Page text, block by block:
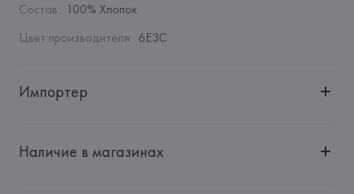
Состав: 100% Хлопок
Цвет производителя: 6E3C
Импортер
"БелВиринея"
Наличие в магазинах